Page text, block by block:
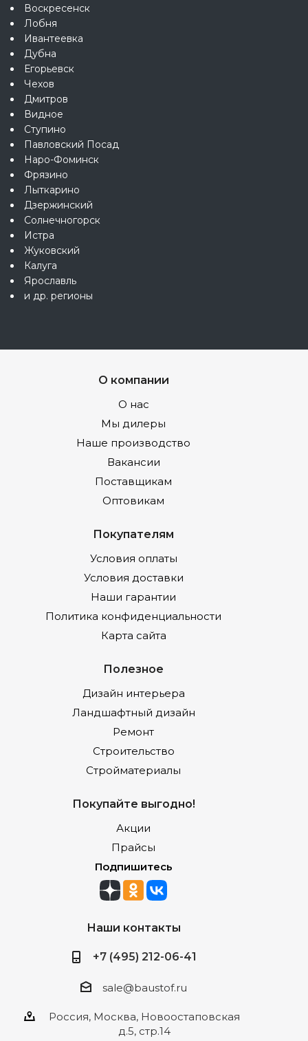
Воскресенск
Лобня
Ивантеевка
Дубна
Егорьевск
Чехов
Дмитров
Видное
Ступино
Павловский Посад
Наро-Фоминск
Фрязино
Лыткарино
Дзержинский
Солнечногорск
Истра
Жуковский
Калуга
Ярославль
и др. регионы
О компании
О нас
Мы дилеры
Наше производство
Вакансии
Поставщикам
Оптовикам
Покупателям
Условия оплаты
Условия доставки
Наши гарантии
Политика конфиденциальности
Карта сайта
Полезное
Дизайн интерьера
Ландшафтный дизайн
Ремонт
Строительство
Стройматериалы
Покупайте выгодно!
Акции
Прайсы
Подпишитесь
Наши контакты
+7 (495) 212-06-41
sale@baustof.ru
Россия, Москва, Новоостаповская
д.5, стр.14